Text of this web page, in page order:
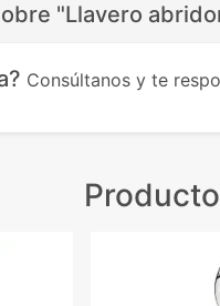
"Llavero
Consúltanos y te